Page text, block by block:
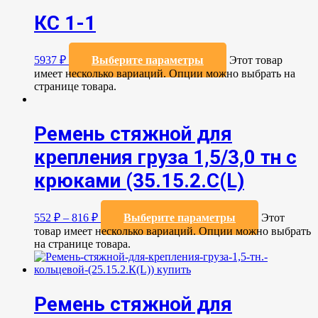
КС 1-1
5937 ₽ Выберите параметры
Этот товар
имеет несколько вариаций. Опции можно выбрать на
странице товара.
Ремень стяжной для
крепления груза 1,5/3,0 тн с
крюками (35.15.2.С(L)
552 ₽ – 816 ₽ Выберите параметры
Этот
товар имеет несколько вариаций. Опции можно выбрать
на странице товара.
Ремень стяжной для